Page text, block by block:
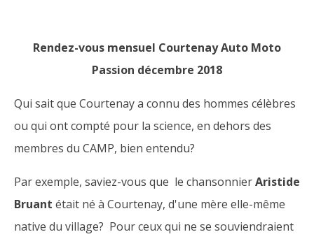
Rendez-vous mensuel Courtenay Auto Moto
Passion décembre 2018
Qui sait que Courtenay a connu des hommes célèbres
ou qui ont compté pour la science, en dehors des
membres du CAMP, bien entendu?
Par exemple, saviez-vous que le chansonnierAristide
Bruant était né à Courtenay, d'une mère elle-même
native du village? Pour ceux qui ne se souviendraient